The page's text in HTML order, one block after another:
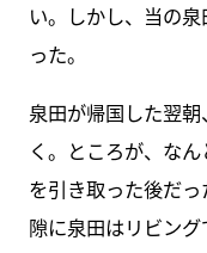
い。しかし、当の
った。
泉田が帰国した翌
く。ところが、な
を引き取った後だ
隙に泉田はリビング